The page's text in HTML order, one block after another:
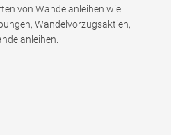
von Wandelanleihen wie
Wandelvorzugsaktien,